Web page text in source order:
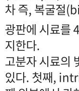
차 즉, 복굴절
광판에 시료를
지한다.
고분자 시료의
있다. 첫째,